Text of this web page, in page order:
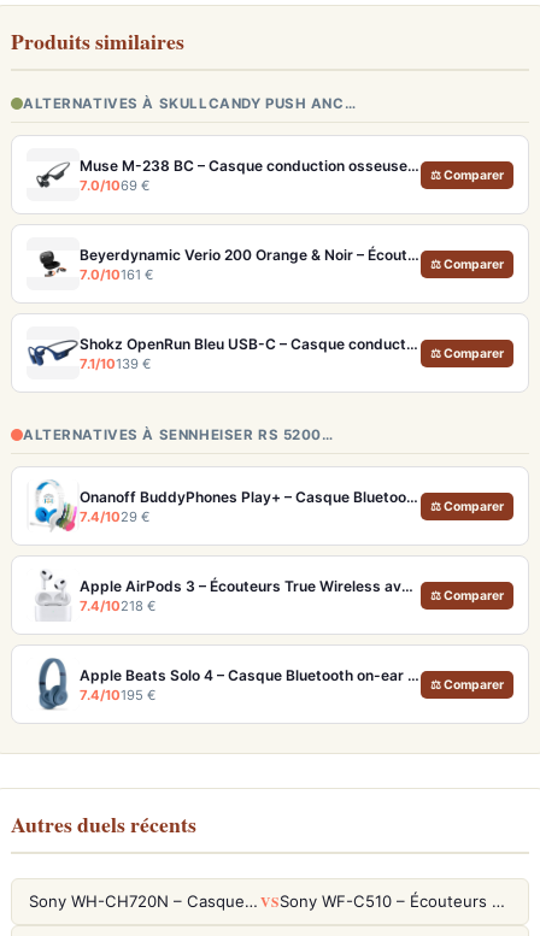
Produits similaires
ALTERNATIVES À SKULLCANDY PUSH ANC…
Muse M-238 BC – Casque conduction osseuse étanche IPX8 avec MP3 intégré
7.0/1069 €
⚖ Comparer
Beyerdynamic Verio 200 Orange & Noir – Écouteurs open-ear sport avec autonomie 35h
7.0/10161 €
⚖ Comparer
Shokz OpenRun Bleu USB-C – Casque conduction osseuse sport 12h
7.1/10139 €
⚖ Comparer
ALTERNATIVES À SENNHEISER RS 5200…
Onanoff BuddyPhones Play+ – Casque Bluetooth Enfants SafeAudio 3 Niveaux et StudyMode
7.4/1029 €
⚖ Comparer
Apple AirPods 3 – Écouteurs True Wireless avec Audio Spatial et 30h d'autonomie
7.4/10218 €
⚖ Comparer
Apple Beats Solo 4 – Casque Bluetooth on-ear 50h autonomie et audio sans perte
7.4/10195 €
⚖ Comparer
Autres duels récents
Sony WH-CH720N – Casque ANC 35h, Ultra-léger (192g) avec Processeur V1 VS Sony WF-C510 – Écouteurs True Wireless compacts, autonomie 22h et multipoint